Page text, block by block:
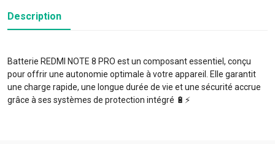
Description
Batterie REDMI NOTE 8 PRO est un composant essentiel, conçu
pour offrir une autonomie optimale à votre appareil. Elle garantit
une charge rapide, une longue durée de vie et une sécurité accrue
grâce à ses systèmes de protection intégré 🔋⚡️